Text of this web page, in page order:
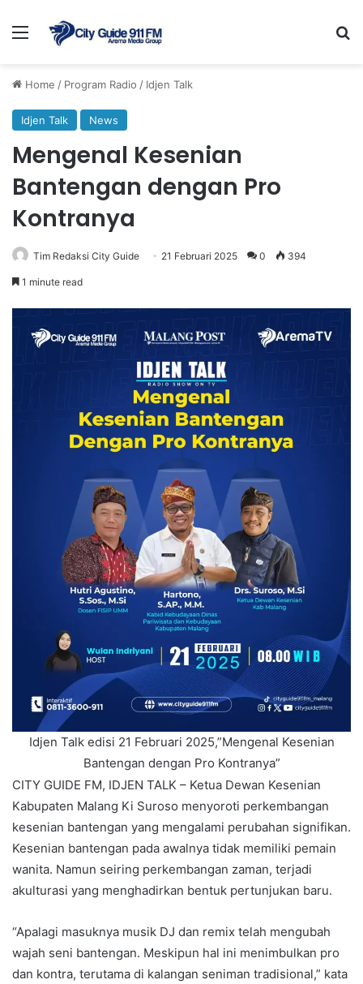
Menu
Home / Program Radio / Idjen Talk
Idjen Talk News
Mengenal Kesenian
Bantengan dengan Pro
Kontranya
Tim Redaksi City Guide 21 Februari 2025 0 394
1 minute read
Idjen Talk edisi 21 Februari 2025,”Mengenal Kesenian
Bantengan dengan Pro Kontranya”
CITY GUIDE FM, IDJEN TALK – Ketua Dewan Kesenian
Kabupaten Malang Ki Suroso menyoroti perkembangan
kesenian bantengan yang mengalami perubahan signifikan.
Kesenian bantengan pada awalnya tidak memiliki pemain
wanita. Namun seiring perkembangan zaman, terjadi
akulturasi yang menghadirkan bentuk pertunjukan baru.
“Apalagi masuknya musik DJ dan remix telah mengubah
wajah seni bantengan. Meskipun hal ini menimbulkan pro
dan kontra, terutama di kalangan seniman tradisional,” kata